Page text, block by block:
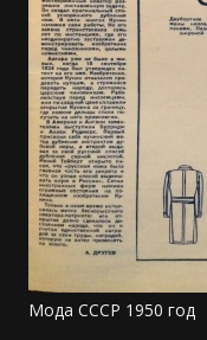
Мода СССР 1950 год